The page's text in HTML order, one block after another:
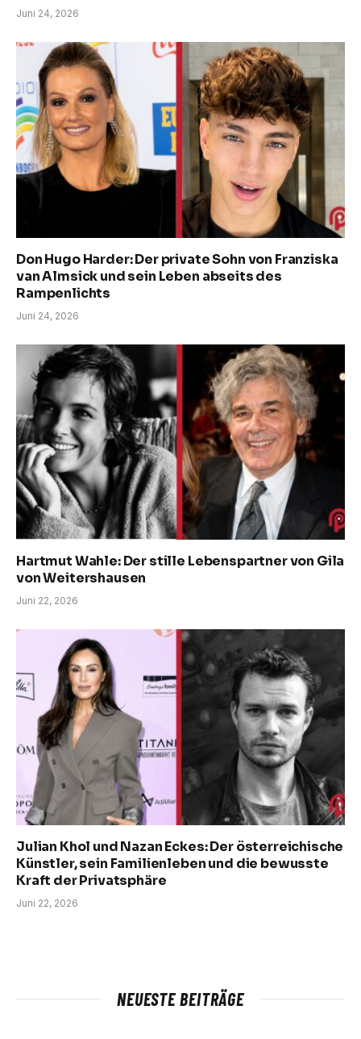
Juni 24, 2026
Don Hugo Harder: Der private Sohn von Franziska
van Almsick und sein Leben abseits des
Rampenlichts
Juni 24, 2026
Hartmut Wahle: Der stille Lebenspartner von Gila
von Weitershausen
Juni 22, 2026
Julian Khol und Nazan Eckes: Der österreichische
Künstler, sein Familienleben und die bewusste
Kraft der Privatsphäre
Juni 22, 2026
NEUESTE BEITRÄGE